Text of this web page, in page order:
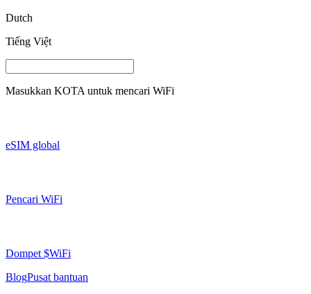
Dutch
Tiếng Việt
Masukkan KOTA untuk mencari WiFi
eSIM global
Pencari WiFi
Dompet $WiFi
BlogPusat bantuan